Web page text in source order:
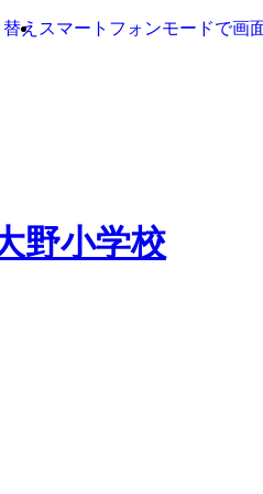
え スマートフォンモードで画
野小学校